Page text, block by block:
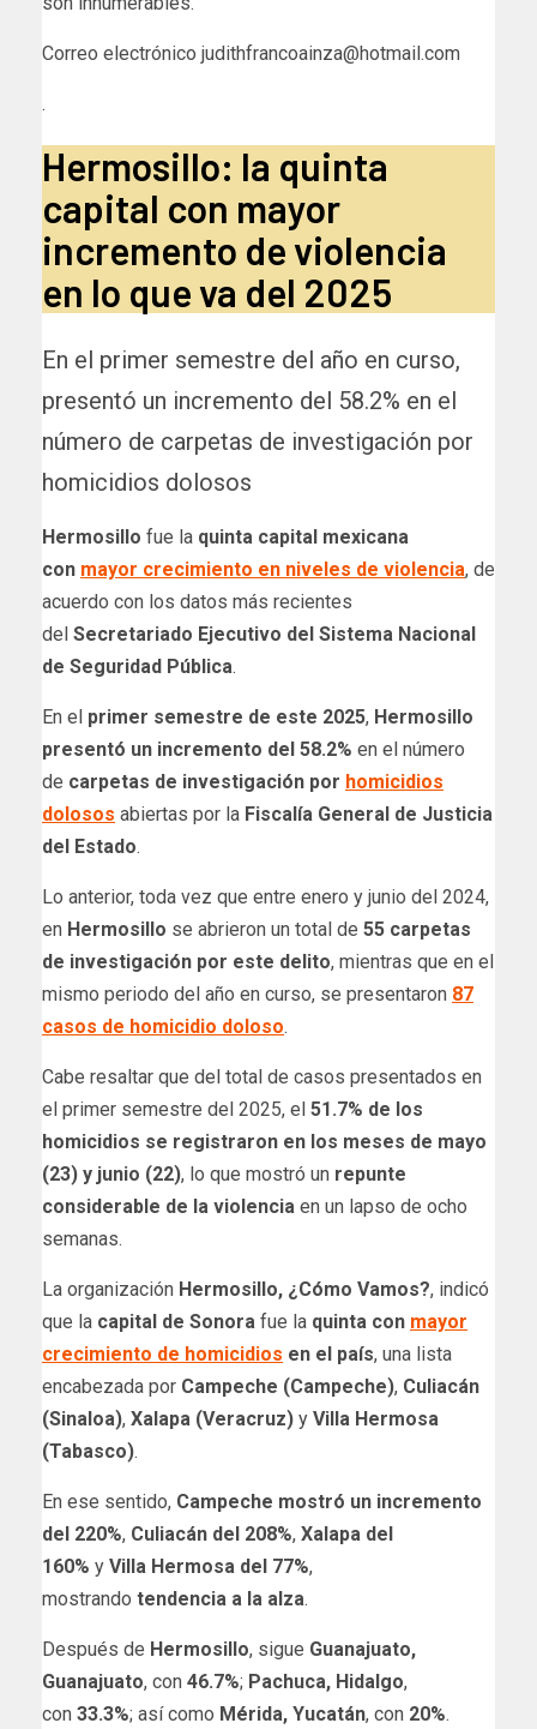
Correo electrónico judithfrancoainza@hotmail.com
.
Hermosillo: la quinta
capital con mayor
incremento de violencia
en lo que va del 2025
En el primer semestre del año en curso,
presentó un incremento del 58.2% en el
número de carpetas de investigación por
homicidios dolosos
Hermosillo fue la quinta capital mexicana
con mayor crecimiento en niveles de violencia, de
acuerdo con los datos más recientes
del Secretariado Ejecutivo del Sistema Nacional
de Seguridad Pública.
En el primer semestre de este 2025, Hermosillo
presentó un incremento del 58.2% en el número
de carpetas de investigación por homicidios
dolosos abiertas por la Fiscalía General de Justicia
del Estado.
Lo anterior, toda vez que entre enero y junio del 2024,
en Hermosillo se abrieron un total de 55 carpetas
de investigación por este delito, mientras que en el
mismo periodo del año en curso, se presentaron 87
casos de homicidio doloso.
Cabe resaltar que del total de casos presentados en
el primer semestre del 2025, el 51.7% de los
homicidios se registraron en los meses de mayo
(23) y junio (22), lo que mostró un repunte
considerable de la violencia en un lapso de ocho
semanas.
La organización Hermosillo, ¿Cómo Vamos?, indicó
que la capital de Sonora fue la quinta con mayor
crecimiento de homicidios en el país, una lista
encabezada por Campeche (Campeche), Culiacán
(Sinaloa), Xalapa (Veracruz) y Villa Hermosa
(Tabasco).
En ese sentido, Campeche mostró un incremento
del 220%, Culiacán del 208%, Xalapa del
160% y Villa Hermosa del 77%,
mostrando tendencia a la alza.
Después de Hermosillo, sigue Guanajuato,
Guanajuato, con 46.7%; Pachuca, Hidalgo,
con 33.3%; así como Mérida, Yucatán, con 20%.